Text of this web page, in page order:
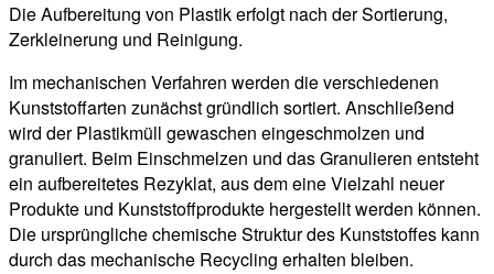
Die Aufbereitung von Plastik erfolgt nach der Sortierung,
Zerkleinerung und Reinigung.
Im mechanischen Verfahren werden die verschiedenen
Kunststoffarten zunächst gründlich sortiert. Anschließend
wird der Plastikmüll gewaschen eingeschmolzen und
granuliert. Beim Einschmelzen und das Granulieren entsteht
ein aufbereitetes Rezyklat, aus dem eine Vielzahl neuer
Produkte und Kunststoffprodukte hergestellt werden können.
Die ursprüngliche chemische Struktur des Kunststoffes kann
durch das mechanische Recycling erhalten bleiben.